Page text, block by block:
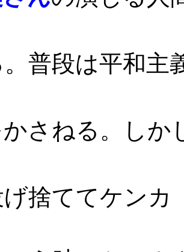
普段は平和主
さねる。しか
捨ててケンカ